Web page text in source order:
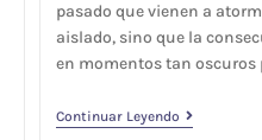
pasado que vienen a
aislado, sino que la
en momentos tan oscuros
Continuar Leyendo